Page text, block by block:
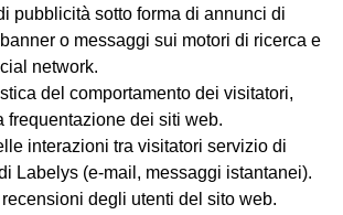
pubblicità sotto forma di annunci di
o messaggi sui motori di ricerca e
network.
del comportamento dei visitatori,
frequentazione dei siti web.
interazioni tra visitatori servizio di
Labelys (e-mail, messaggi istantanei).
degli utenti del sito web.